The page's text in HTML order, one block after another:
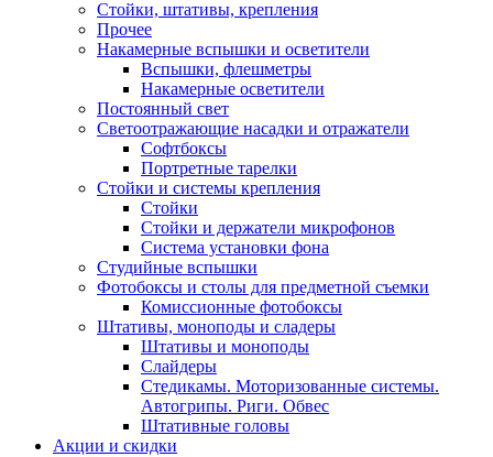
Стойки, штативы, крепления
Прочее
Накамерные вспышки и осветители
Вспышки, флешметры
Накамерные осветители
Постоянный свет
Светоотражающие насадки и отражатели
Софтбоксы
Портретные тарелки
Стойки и системы крепления
Стойки
Стойки и держатели микрофонов
Система установки фона
Студийные вспышки
Фотобоксы и столы для предметной съемки
Комиссионные фотобоксы
Штативы, моноподы и сладеры
Штативы и моноподы
Слайдеры
Стедикамы. Моторизованные системы.
Автогрипы. Риги. Обвес
Штативные головы
Акции и скидки